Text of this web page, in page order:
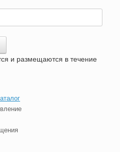
и размещаются в течение